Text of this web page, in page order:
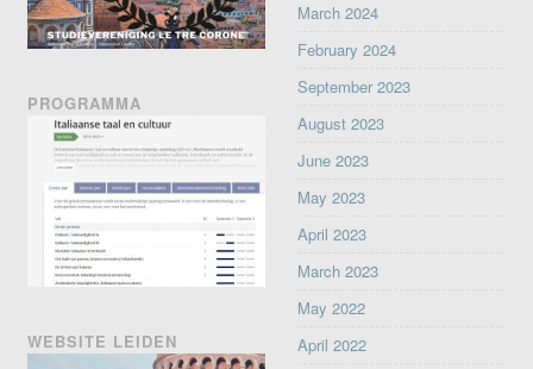
PROGRAMMA
WEBSITE LEIDEN
March 2024
February 2024
September 2023
August 2023
June 2023
May 2023
April 2023
March 2023
May 2022
April 2022